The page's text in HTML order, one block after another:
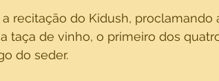
recitação do Kidush, proclamando
taça de vinho, o primeiro dos
do seder.